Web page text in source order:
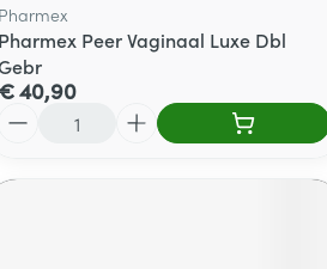
Pharmex
Pharmex Peer Vaginaal Luxe Dbl
€ 40,90